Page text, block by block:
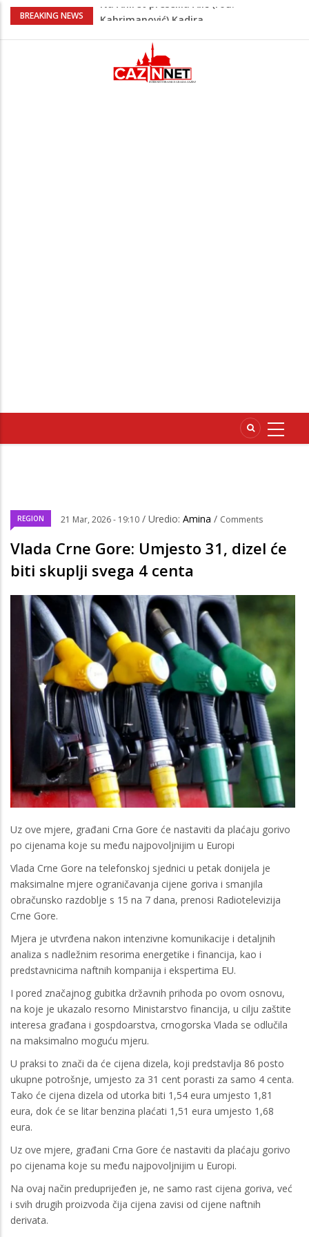
BREAKING NEWS
Heroji se ne zaboravljaju –
Video/ Severina prekinula koncert i
poslala poruku o Srebrenici: Kad svi
REGION 21 Mar, 2026 - 19:10 / Uredio: Amina / Comments
Vlada Crne Gore: Umjesto 31, dizel će
biti skuplji svega 4 centa
Uz ove mjere, građani Crna Gore će nastaviti da plaćaju gorivo
po cijenama koje su među najpovoljnijim u Europi
Vlada Crne Gore na telefonskoj sjednici u petak donijela je
maksimalne mjere ograničavanja cijene goriva i smanjila
obračunsko razdoblje s 15 na 7 dana, prenosi Radiotelevizija
Crne Gore.
Mjera je utvrđena nakon intenzivne komunikacije i detaljnih
analiza s nadležnim resorima energetike i financija, kao i
predstavnicima naftnih kompanija i ekspertima EU.
I pored značajnog gubitka državnih prihoda po ovom osnovu,
na koje je ukazalo resorno Ministarstvo financija, u cilju zaštite
interesa građana i gospdoarstva, crnogorska Vlada se odlučila
na maksimalno moguću mjeru.
U praksi to znači da će cijena dizela, koji predstavlja 86 posto
ukupne potrošnje, umjesto za 31 cent porasti za samo 4 centa.
Tako će cijena dizela od utorka biti 1,54 eura umjesto 1,81
eura, dok će se litar benzina plaćati 1,51 eura umjesto 1,68
eura.
Uz ove mjere, građani Crna Gore će nastaviti da plaćaju gorivo
po cijenama koje su među najpovoljnijim u Europi.
Na ovaj način preduprijeđen je, ne samo rast cijena goriva, već
i svih drugih proizvoda čija cijena zavisi od cijene naftnih
derivata.